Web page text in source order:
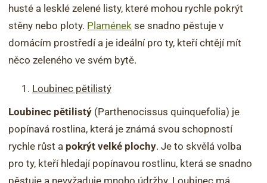
husté a lesklé zelené listy, které mohou rychle pokrýt
stěny nebo ploty. Plamének se snadno pěstuje v
domácím prostředí a je ideální pro ty, kteří chtějí mít
něco zeleného ve svém bytě.
Loubinec pětilistý
Loubinec pětilistý (Parthenocissus quinquefolia) je
popínavá rostlina, která je známá svou schopností
rychle růst a pokrýt velké plochy. Je to skvělá volba
pro ty, kteří hledají popínavou rostlinu, která se snadno
pěstuje a nevyžaduje mnoho údržby. Loubinec má